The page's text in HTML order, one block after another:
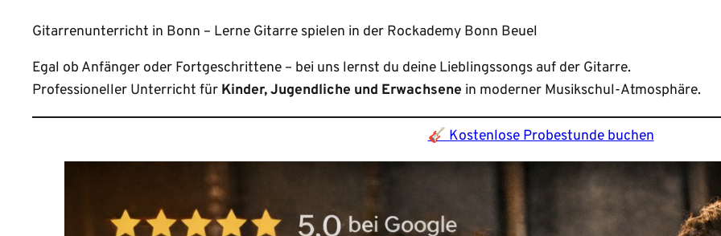
Gitarrenunterricht in Bonn – Lerne Gitarre spielen in der Rockademy Bonn Beuel
Egal ob Anfänger oder Fortgeschrittene – bei uns lernst du deine Lieblingssongs auf der Gitarre.
Professioneller Unterricht für Kinder, Jugendliche und Erwachsene in moderner Musikschul-Atmosphäre.
🎸 Kostenlose Probestunde buchen